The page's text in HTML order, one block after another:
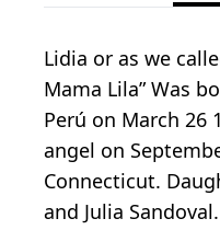
Lidia or as we
Mama Lila” Was
Perú on March 26
angel on
Connecticut.
and Julia